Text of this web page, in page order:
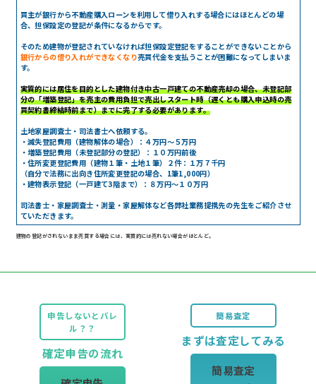
買主が銀行から不動産購入ローンを利用して借り入れする場合にはほとんどの場
合、担保設定の登記が条件になるからです。
そのため建物が登記されていなければ担保設定登記をすることができないことから
銀行からの借り入れができなくなり売買代金を支払うことが困難になってしまいま
す。
実質的には居住を目的とした建物付き中古一戸建ての不動産売却の場合、未登記部
分の「増築登記」を売主の費用負担で売出しスタート時（遅くとも購入申込時の売
買契約書締結時前まで）までに完了する必要があります。
土地家屋調査士・司法書士へ依頼する。
・滅失登記費用（建物解体の場合）：４万円～５万円
・増築登記費用（未登記部分の登記）：１０万円前後
・住所変更登記費用（建物１筆・土地１筆）２件：１万７千円
（自分で法務に出向き住所変更登記の場合、1筆1,000円）
・建物表示登記（一戸建て3階まで）：８万円～１０万円
司法書士・家屋調査士・測量・家屋解体など各弊社業務提携先の先生をご紹介させ
ていただきます。
建物の登記がされないまま売買する場合には、実質的には売れない場合がほとんど。
申告しないとバレ
ル？？
確定申告の流れ
簡易査定
まずは査定してみる
簡易査定